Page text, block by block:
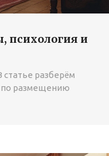
психология и
разберём
по размещению